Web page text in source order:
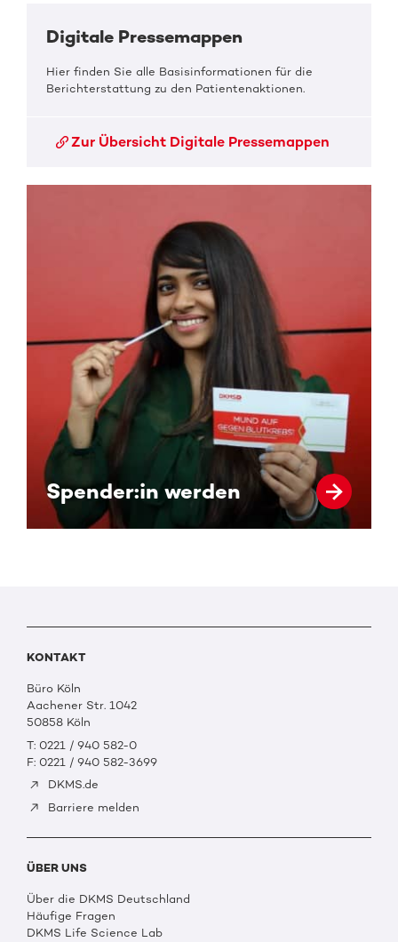
Digitale Pressemappen
Hier finden Sie alle Basisinformationen für die
Berichterstattung zu den Patientenaktionen.
Zur Übersicht Digitale Pressemappen
Spender:in werden
KONTAKT
Büro Köln
Aachener Str. 1042
50858 Köln
T: 0221 / 940 582-0
F: 0221 / 940 582-3699
DKMS.de
Barriere melden
ÜBER UNS
Über die DKMS Deutschland
Häufige Fragen
DKMS Life Science Lab